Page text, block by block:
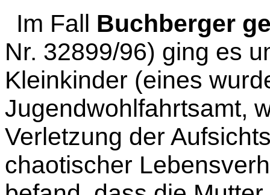
Im Fall Buchberger
Nr. 32899/96) ging es
Kleinkinder (eines
Jugendwohlfahrtsamt,
Verletzung der
chaotischer